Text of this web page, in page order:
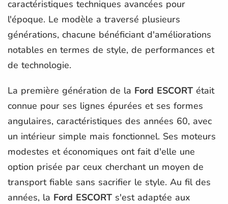
caractéristiques techniques avancées pour
l'époque. Le modèle a traversé plusieurs
générations, chacune bénéficiant d'améliorations
notables en termes de style, de performances et
de technologie.
La première génération de la Ford ESCORTétait
connue pour ses lignes épurées et ses formes
angulaires, caractéristiques des années 60, avec
un intérieur simple mais fonctionnel. Ses moteurs
modestes et économiques ont fait d'elle une
option prisée par ceux cherchant un moyen de
transport fiable sans sacrifier le style. Au fil des
années, la Ford ESCORTs'est adaptée aux